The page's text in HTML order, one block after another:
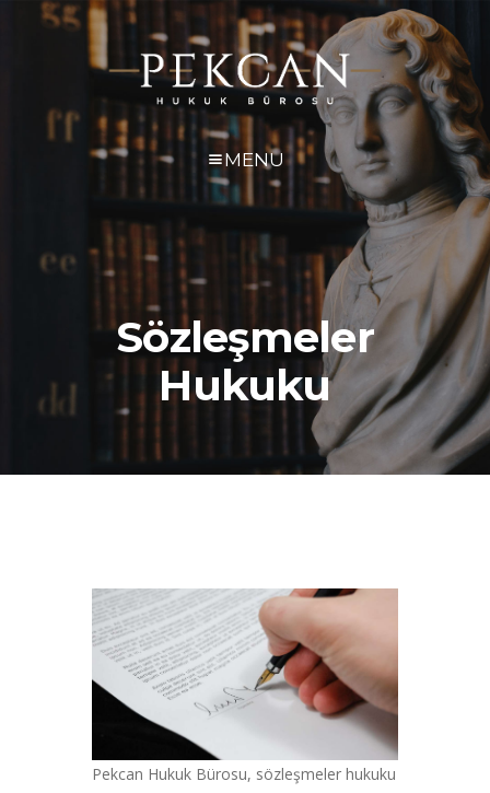
MENU
Sözleşmeler
Hukuku
Pekcan Hukuk Bürosu, sözleşmeler hukuku